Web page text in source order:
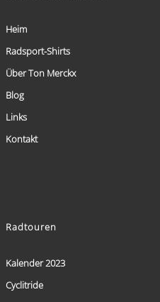
Heim
Radsport-Shirts
Über Ton Merckx
Blog
Links
Kontakt
Radtouren
Kalender 2023
Cyclitride